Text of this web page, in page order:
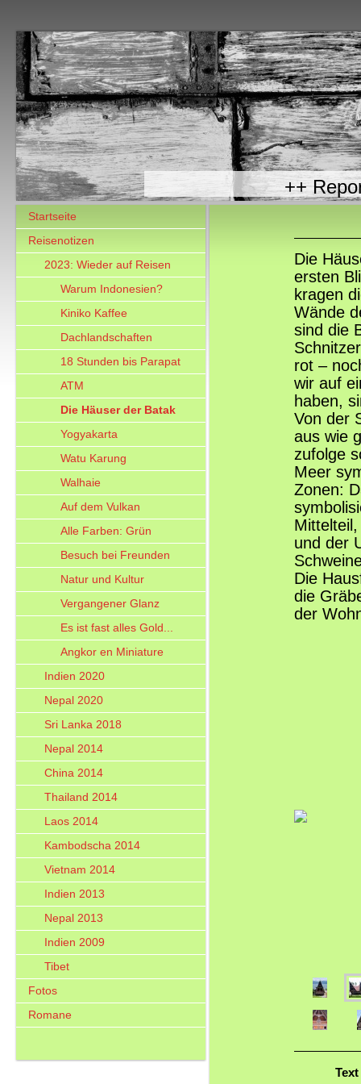
++
Startseite
Reisenotizen
2023: Wieder auf Reisen
Warum Indonesien?
Kiniko Kaffee
Dachlandschaften
18 Stunden bis Parapat
ATM
Die Häuser der Batak
Yogyakarta
Watu Karung
Walhaie
Auf dem Vulkan
Alle Farben: Grün
Besuch bei Freunden
Natur und Kultur
Vergangener Glanz
Es ist fast alles Gold...
Angkor en Miniature
Indien 2020
Nepal 2020
Sri Lanka 2018
Nepal 2014
China 2014
Thailand 2014
Laos 2014
Kambodscha 2014
Vietnam 2014
Indien 2013
Nepal 2013
Indien 2009
Tibet
Fotos
Romane
Die
ersten
kragen
Wände
sind die
rot –
wir auf
haben,
Von der
aus wie
zufolge
Meer
Zonen:
und der
Die
die
der